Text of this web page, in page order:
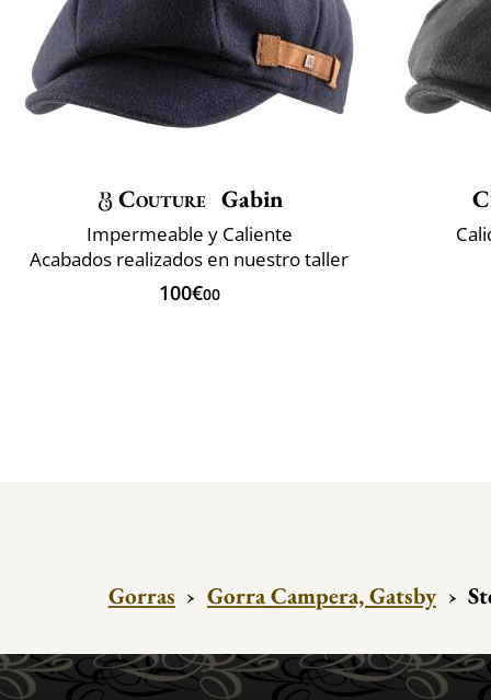
Couture Gabin
Impermeable y Caliente
Acabados realizados en nuestro taller
100€00
Gorras › Gorra Campera, Gatsby ›